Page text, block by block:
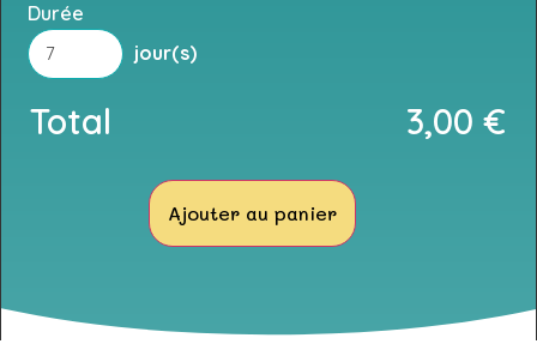
Durée
jour(s)
Total 3,00€
Ajouter au panier